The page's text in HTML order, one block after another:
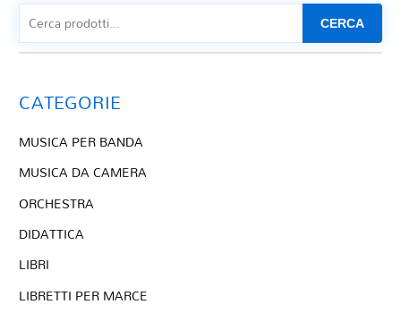
CERCA
CATEGORIE
MUSICA PER BANDA
MUSICA DA CAMERA
ORCHESTRA
DIDATTICA
LIBRI
LIBRETTI PER MARCE